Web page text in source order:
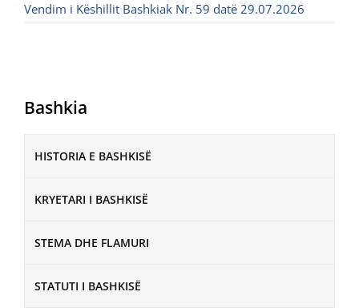
Bashkia
HISTORIA E BASHKISË
KRYETARI I BASHKISË
STEMA DHE FLAMURI
STATUTI I BASHKISË
Vendim i Këshillit Bashkiak Nr. 59 datë 29.07.2026